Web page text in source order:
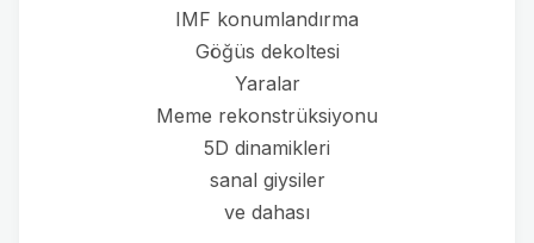
IMF konumlandırma
Göğüs dekoltesi
Yaralar
Meme rekonstrüksiyonu
5D dinamikleri
sanal giysiler
ve dahası